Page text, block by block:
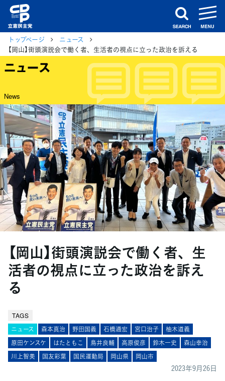
search
トップページ
ニュース
【岡山】街頭演説会で働く者、生活者の視点に立った政治を訴える
ニュース
News
【岡山】街頭演説会で働く者、生
活者の視点に立った政治を訴え
る
TAGS
ニュース 森本真治 野田国義 石橋通宏 宮口治子
柚木道義
原田ケンスケ
はたともこ 鳥井良輔 高原俊彦 鈴木一史
森山幸治
川上智美
国友彩葉 国民運動局 岡山県 岡山市
2023年9月26日